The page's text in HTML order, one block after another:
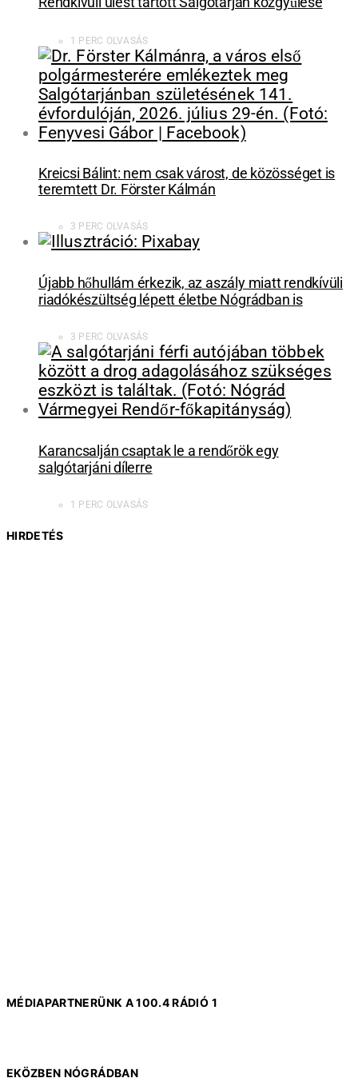
1 PERC OLVASÁS
Kreicsi Bálint: nem csak várost, de közösséget is
teremtett Dr. Förster Kálmán
3 PERC OLVASÁS
Újabb hőhullám érkezik, az aszály miatt rendkívüli
riadókészültség lépett életbe Nógrádban is
3 PERC OLVASÁS
Karancsalján csaptak le a rendőrök egy
salgótarjáni dílerre
1 PERC OLVASÁS
HIRDETÉS
MÉDIAPARTNERÜNK A 100.4 RÁDIÓ 1
EKÖZBEN NÓGRÁDBAN